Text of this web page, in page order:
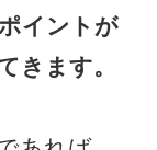
イントが
きます。